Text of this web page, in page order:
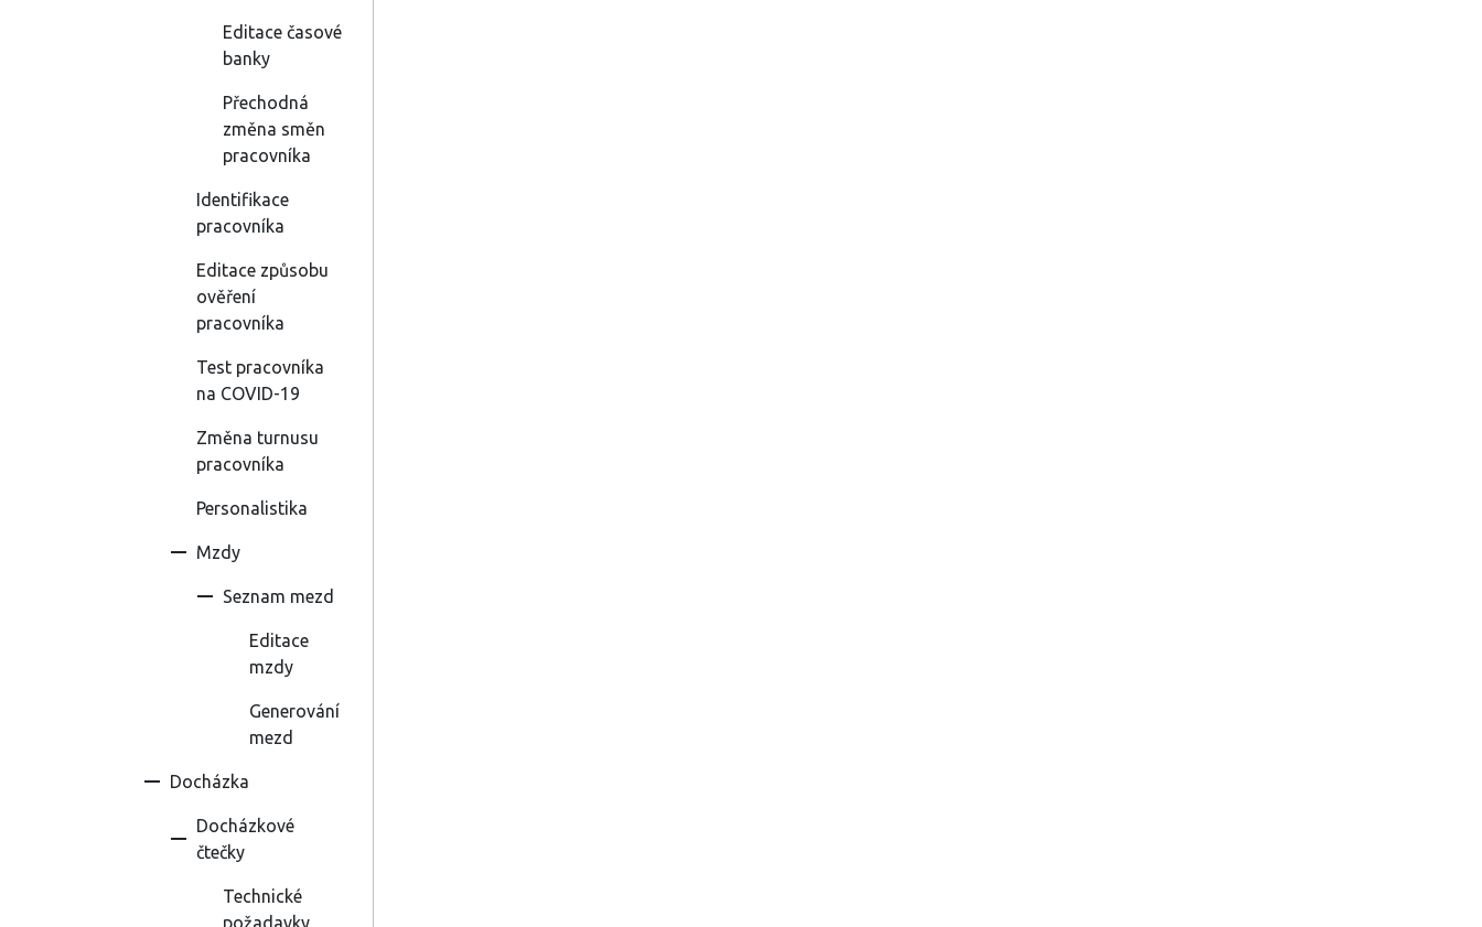
Editace časové
banky
Přechodná
změna směn
pracovníka
Identifikace
pracovníka
Editace způsobu
ověření
pracovníka
Test pracovníka
na COVID-19
Změna turnusu
pracovníka
Personalistika
Mzdy
Seznam mezd
Editace
mzdy
Generování
mezd
Docházka
Docházkové
čtečky
Technické
požadavky